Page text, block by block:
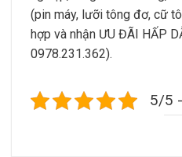
(pin máy, lưỡi tông đơ, cữ
hợp và nhận ƯU ĐÃI HẤP
0978.231.362).
5/5